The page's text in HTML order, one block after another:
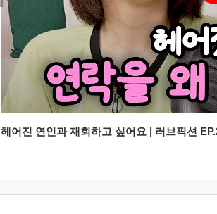
헤어진 연인과 재회하고 싶어요 | 러브픽션